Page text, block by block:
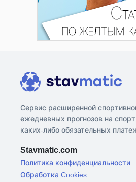
Сервис расширенной
ежедневных прогнозов на
каких-либо обязательных
Stavmatic.com
Политика конфиденциальности
Обработка Cookies